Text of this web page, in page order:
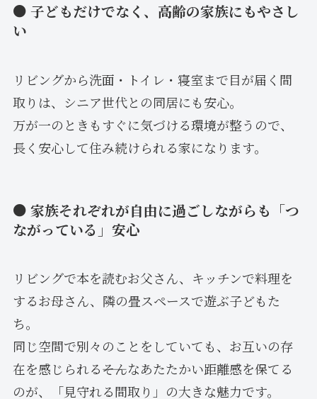
● 子どもだけでなく、高齢の家族にもやさし
い
リビングから洗面・トイレ・寝室まで目が届く間
取りは、シニア世代との同居にも安心。
万が一のときもすぐに気づける環境が整うので、
長く安心して住み続けられる家になります。
● 家族それぞれが自由に過ごしながらも「つ
ながっている」安心
リビングで本を読むお父さん、キッチンで料理を
するお母さん、隣の畳スペースで遊ぶ子どもた
ち。
同じ空間で別々のことをしていても、お互いの存
在を感じられる――そんなあたたかい距離感を保てる
のが、「見守れる間取り」の大きな魅力です。